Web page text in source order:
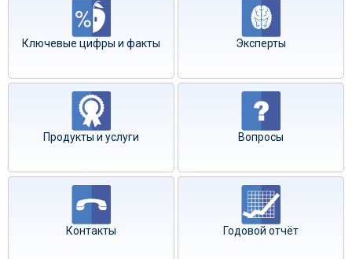
Ключевые цифры и факты Эксперты
Продукты и услуги Вопросы
Контакты Годовой отчёт